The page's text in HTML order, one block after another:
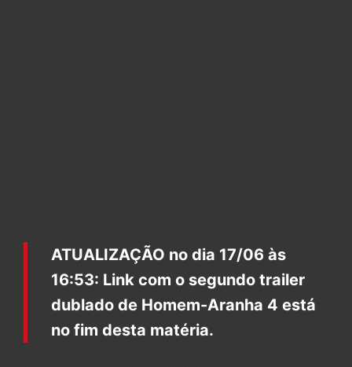
ATUALIZAÇÃO no dia 17/06 às
16:53: Link com o segundo trailer
dublado de Homem-Aranha 4 está
no fim desta matéria.